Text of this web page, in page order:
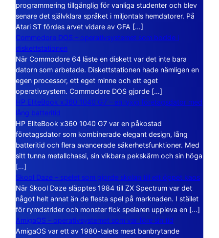
programmering tillgänglig för vanliga studenter och blev
senare det självklara språket i miljontals hemdatorer. På
Atari ST fördes arvet vidare av GFA […]
Commodore DOS – operativsystemet som bodde i
diskettstationen
När Commodore 64 läste en diskett var det inte bara
datorn som arbetade. Diskettstationen hade nämligen en
egen processor, ett eget minne och ett eget
operativsystem. Commodore DOS gjorde […]
HP EliteBook x360 1040 G7 – en lyxig företagsdator med
lång batteritid
HP EliteBook x360 1040 G7 var en påkostad
företagsdator som kombinerade elegant design, lång
batteritid och flera avancerade säkerhetsfunktioner. Med
sitt tunna metallchassi, sin vikbara pekskärm och sin höga
[…]
Skool Daze – spelet som gjorde skolan till ett öppet kaos
När Skool Daze släpptes 1984 till ZX Spectrum var det
något helt annat än de flesta spel på marknaden. I stället
för rymdstrider och monster fick spelaren uppleva en […]
AmigaOS – operativsystemet som var före sin tid
AmigaOS var ett av 1980-talets mest banbrytande